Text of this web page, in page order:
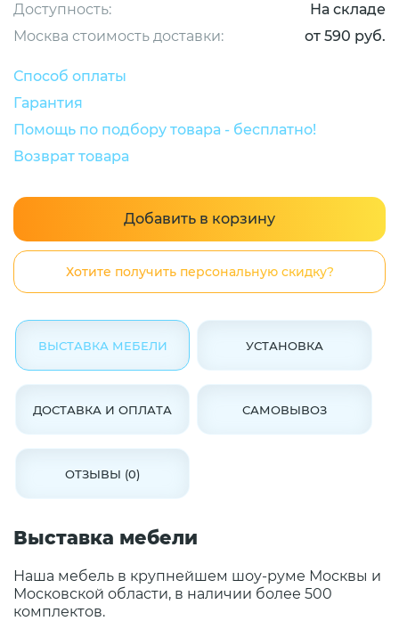
Доступность:
На складе
Москва стоимость доставки:
от 590 руб.
Способ оплаты
Гарантия
Помощь по подбору товара - бесплатно!
Возврат товара
Добавить в корзину
Хотите получить персональную скидку?
ВЫСТАВКА МЕБЕЛИ УСТАНОВКА
ДОСТАВКА И ОПЛАТА САМОВЫВОЗ
ОТЗЫВЫ (0)
Выставка мебели
Наша мебель в крупнейшем шоу-руме Москвы и
Московской области, в наличии более 500
комплектов.